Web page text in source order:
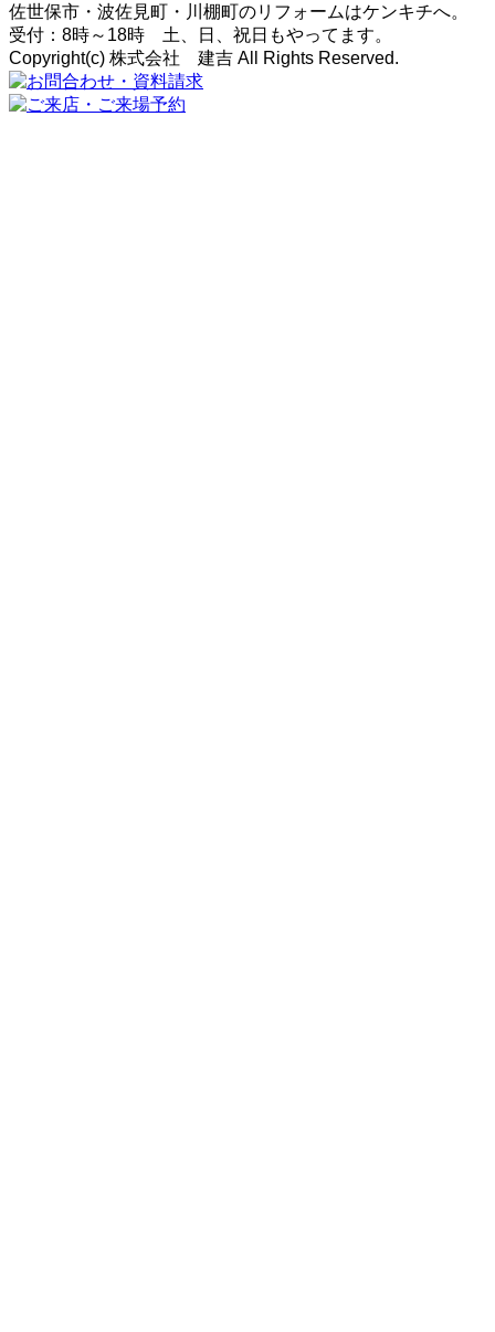
佐世保市・波佐見町・川棚町のリフォームはケンキチへ。
受付：8時～18時 土、日、祝日もやってます。
Copyright(c) 株式会社 建吉 All Rights Reserved.